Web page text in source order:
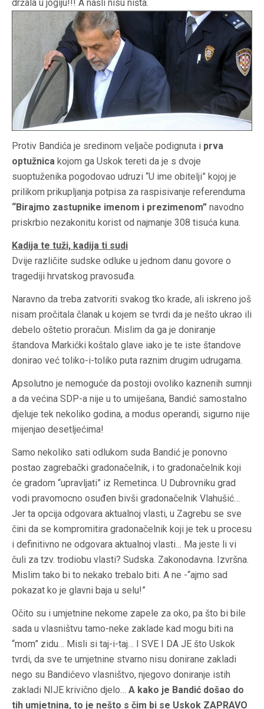
držala u jogiju!!! A našli nisu ništa.
Protiv Bandića je sredinom veljače podignuta i prva
optužnica kojom ga Uskok tereti da je s dvoje
suoptuženika pogodovao udruzi “U ime obitelji” kojoj je
prilikom prikupljanja potpisa za raspisivanje referenduma
“Birajmo zastupnike imenom i prezimenom” navodno
priskrbio nezakonitu korist od najmanje 308 tisuća kuna.
Kadija te tuži, kadija ti sudi
Dvije različite sudske odluke u jednom danu govore o
tragediji hrvatskog pravosuđa.
Naravno da treba zatvoriti svakog tko krade, ali iskreno još
nisam pročitala članak u kojem se tvrdi da je nešto ukrao ili
debelo oštetio proračun. Mislim da ga je doniranje
štandova Markićki koštalo glave iako je te iste štandove
donirao već toliko-i-toliko puta raznim drugim udrugama.
Apsolutno je nemoguće da postoji ovoliko kaznenih sumnji
a da većina SDP-a nije u to umiješana, Bandić samostalno
djeluje tek nekoliko godina, a modus operandi, sigurno nije
mijenjao desetljećima!
Samo nekoliko sati odlukom suda Bandić je ponovno
postao zagrebački gradonačelnik, i to gradonačelnik koji
će gradom “upravljati” iz Remetinca. U Dubrovniku grad
vodi pravomocno osuđen bivši gradonačelnik Vlahušić…
Jer ta opcija odgovara aktualnoj vlasti, u Zagrebu se sve
čini da se kompromitira gradonačelnik koji je tek u procesu
i definitivno ne odgovara aktualnoj vlasti… Ma jeste li vi
čuli za tzv. trodiobu vlasti? Sudska. Zakonodavna. Izvršna.
Mislim tako bi to nekako trebalo biti. A ne -“ajmo sad
pokazat ko je glavni baja u selu!”
Očito su i umjetnine nekome zapele za oko, pa što bi bile
sada u vlasništvu tamo-neke zaklade kad mogu biti na
“mom” zidu… Misli si taj-i-taj… I SVE I DA JE što Uskok
tvrdi, da sve te umjetnine stvarno nisu donirane zakladi
nego su Bandićevo vlasništvo, njegovo doniranje istih
zakladi NIJE krivično djelo… A kako je Bandić došao do
tih umjetnina, to je nešto s čim bi se Uskok ZAPRAVO